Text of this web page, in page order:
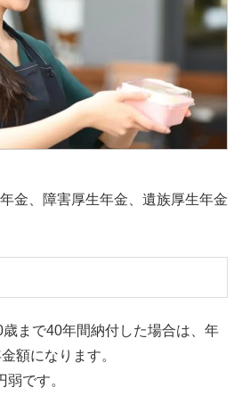
金、障害厚生年金、遺族厚生年金
まで40年間納付した場合は、年
額になります。
です。